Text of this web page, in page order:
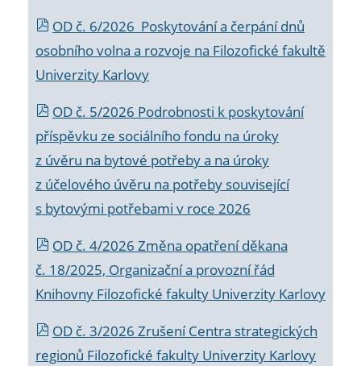
OD č. 6/2026 Poskytování a čerpání dnů
osobního volna a rozvoje na Filozofické fakultě
Univerzity Karlovy
OD č. 5/2026 Podrobnosti k poskytování
příspěvku ze sociálního fondu na úroky
z úvěru na bytové potřeby a na úroky
z účelového úvěru na potřeby související
s bytovými potřebami v roce 2026
OD č. 4/2026 Změna opatření děkana
č. 18/2025, Organizační a provozní řád
Knihovny Filozofické fakulty Univerzity Karlovy
OD č. 3/2026 Zrušení Centra strategických
regionů Filozofické fakulty Univerzity Karlovy